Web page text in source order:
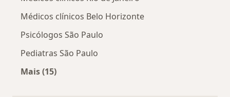
Médicos clínicos Belo Horizonte
Psicólogos São Paulo
Pediatras São Paulo
Mais (15)